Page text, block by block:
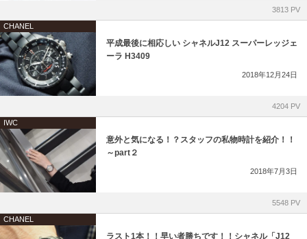
3813 PV
CHANEL
平成最後に相応しい シャネルJ12 スーパーレッジェ
ーラ H3409
2018年12月24日
4204 PV
IWC
意外と気になる！？スタッフの私物時計を紹介！！
～part２
2018年7月3日
5548 PV
CHANEL
ラスト1本！！早い者勝ちです！！シャネル「J12